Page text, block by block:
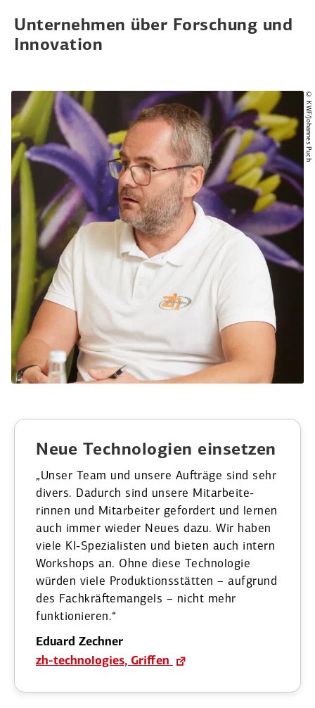
Unter­nehmen über Forschung und
Innovation
© KWF/Johannes Puch
Neue Techno­logien einsetzen
„Unser Team und unsere Aufträge sind sehr
divers. ­Dadurch sind unsere Mitar­bei­te­
rinnen und Mitar­beiter gefordert und lernen
auch immer wieder Neues dazu. Wir haben
viele KI-Spezia­listen und bieten auch intern
Workshops an. Ohne diese Techno­logie
würden viele Produk­ti­ons­stätten – aufgrund
des Fachkräf­te­mangels – nicht mehr
funktio­nieren.“
Eduard Zechner
zh-techno­logies, Griffen